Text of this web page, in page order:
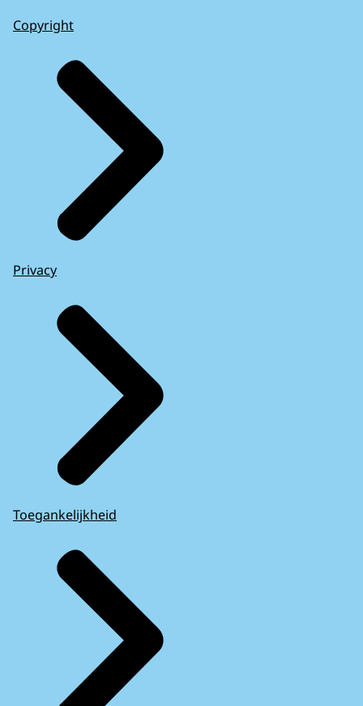
Copyright
Privacy
Toegankelijkheid